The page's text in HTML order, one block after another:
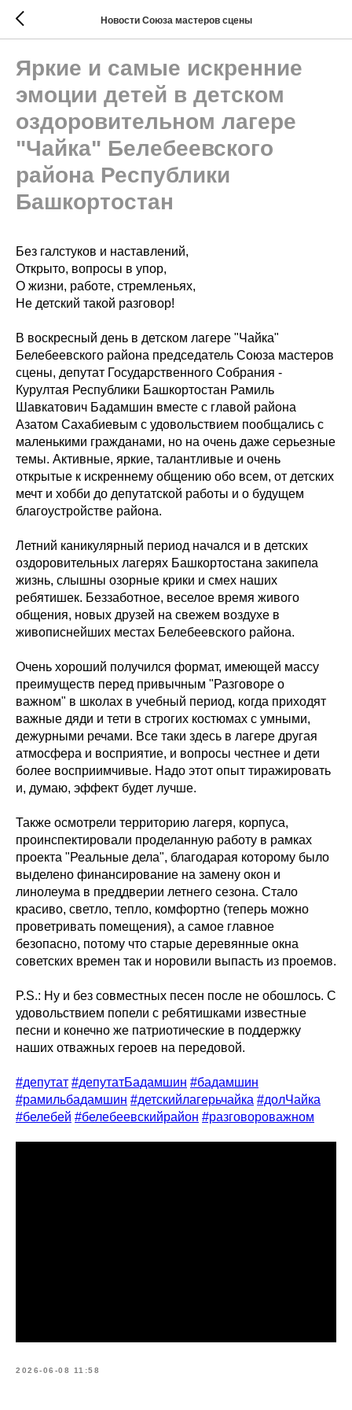
Новости Союза мастеров сцены
Яркие и самые искренние
эмоции детей в детском
оздоровительном лагере
"Чайка" Белебеевского
района Республики
Башкортостан
Без галстуков и наставлений,
Открыто, вопросы в упор,
О жизни, работе, стремленьях,
Не детский такой разговор!
В воскресный день в детском лагере "Чайка"
Белебеевского района председатель Союза мастеров
сцены, депутат Государственного Собрания -
Курултая Республики Башкортостан Рамиль
Шавкатович Бадамшин вместе с главой района
Азатом Сахабиевым с удовольствием пообщались с
маленькими гражданами, но на очень даже серьезные
темы. Активные, яркие, талантливые и очень
открытые к искреннему общению обо всем, от детских
мечт и хобби до депутатской работы и о будущем
благоустройстве района.
Летний каникулярный период начался и в детских
оздоровительных лагерях Башкортостана закипела
жизнь, слышны озорные крики и смех наших
ребятишек. Беззаботное, веселое время живого
общения, новых друзей на свежем воздухе в
живописнейших местах Белебеевского района.
Очень хороший получился формат, имеющей массу
преимуществ перед привычным "Разговоре о
важном" в школах в учебный период, когда приходят
важные дяди и тети в строгих костюмах с умными,
дежурными речами. Все таки здесь в лагере другая
атмосфера и восприятие, и вопросы честнее и дети
более восприимчивые. Надо этот опыт тиражировать
и, думаю, эффект будет лучше.
Также осмотрели территорию лагеря, корпуса,
проинспектировали проделанную работу в рамках
проекта "Реальные дела", благодарая которому было
выделено финансирование на замену окон и
линолеума в преддверии летнего сезона. Стало
красиво, светло, тепло, комфортно (теперь можно
проветривать помещения), а самое главное
безопасно, потому что старые деревянные окна
советских времен так и норовили выпасть из проемов.
P.S.: Ну и без совместных песен после не обошлось. С
удовольствием попели с ребятишками известные
песни и конечно же патриотические в поддержку
наших отважных героев на передовой.
#депутат #депутатБадамшин #бадамшин
#рамильбадамшин #детскийлагерьчайка #долЧайка
#белебей #белебеевскийрайон #разговороважном
2026-06-08 11:58